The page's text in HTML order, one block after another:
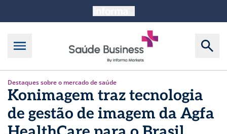
Destaques sobre o mercado de saúde
Konimagem traz tecnologia
de gestão de imagem da Agfa